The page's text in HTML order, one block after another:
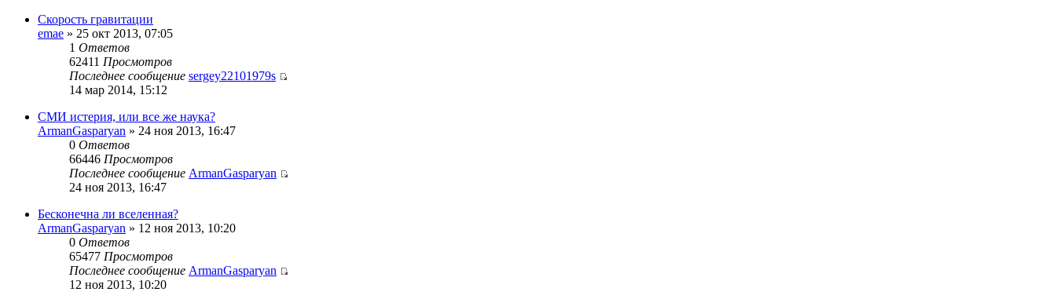
Скорость гравитации
emae » 25 окт 2013, 07:05
1 Ответов
62411 Просмотров
Последнее сообщение sergey22101979s
14 мар 2014, 15:12
СМИ истерия, или все же наука?
ArmanGasparyan » 24 ноя 2013, 16:47
0 Ответов
66446 Просмотров
Последнее сообщение ArmanGasparyan
24 ноя 2013, 16:47
Бесконечна ли вселенная?
ArmanGasparyan » 12 ноя 2013, 10:20
0 Ответов
65477 Просмотров
Последнее сообщение ArmanGasparyan
12 ноя 2013, 10:20